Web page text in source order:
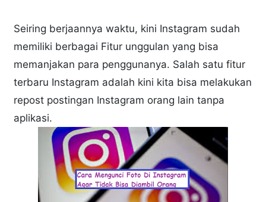
Seiring berjaannya waktu, kini Instagram sudah
memiliki berbagai Fitur unggulan yang bisa
memanjakan para penggunanya. Salah satu fitur
terbaru Instagram adalah kini kita bisa melakukan
repost postingan Instagram orang lain tanpa
aplikasi.